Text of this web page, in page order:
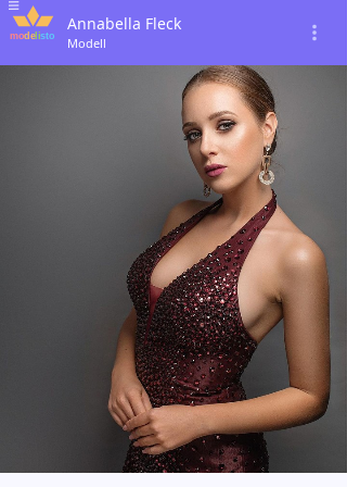
Annabella Fleck
Modell